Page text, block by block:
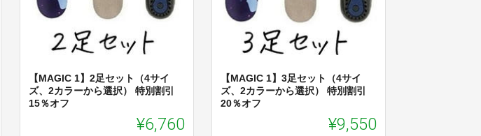
【MAGIC 1】2足セット（4サイ
ズ、2カラーから選択） 特別割引
15％オフ
¥6,760
【MAGIC 1】3足セット（4サイ
ズ、2カラーから選択） 特別割引
20％オフ
¥9,550